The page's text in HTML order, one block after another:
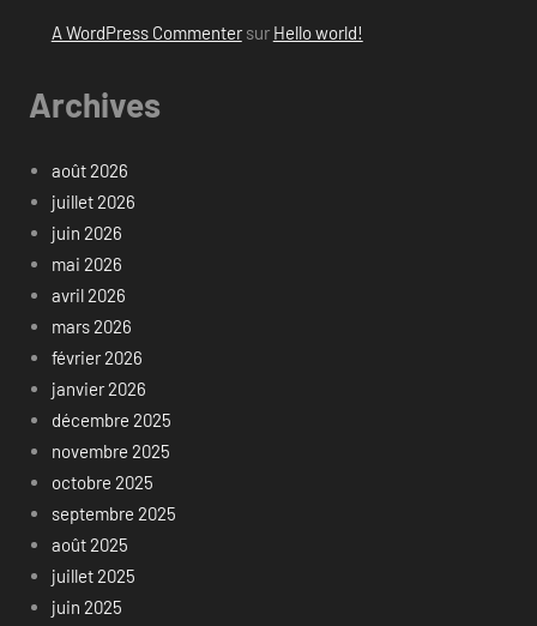
A WordPress Commentersur Hello world!
Archives
août 2026
juillet 2026
juin 2026
mai 2026
avril 2026
mars 2026
février 2026
janvier 2026
décembre 2025
novembre 2025
octobre 2025
septembre 2025
août 2025
juillet 2025
juin 2025